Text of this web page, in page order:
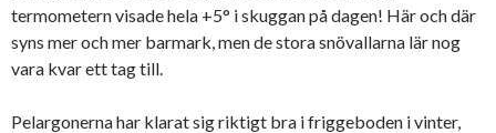
termometern visade hela +5° i skuggan på dagen! Här och där
syns mer och mer barmark, men de stora snövallarna lär nog
vara kvar ett tag till.
Pelargonerna har klarat sig riktigt bra i friggeboden i vinter,